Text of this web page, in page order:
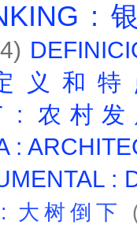
:
定义和
: 农村
:
:
: 大树倒下